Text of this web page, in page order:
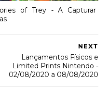
of Trey - A Capturar
NEXT
Lançamentos Físicos e
Limited Prints Nintendo -
02/08/2020 a 08/08/2020